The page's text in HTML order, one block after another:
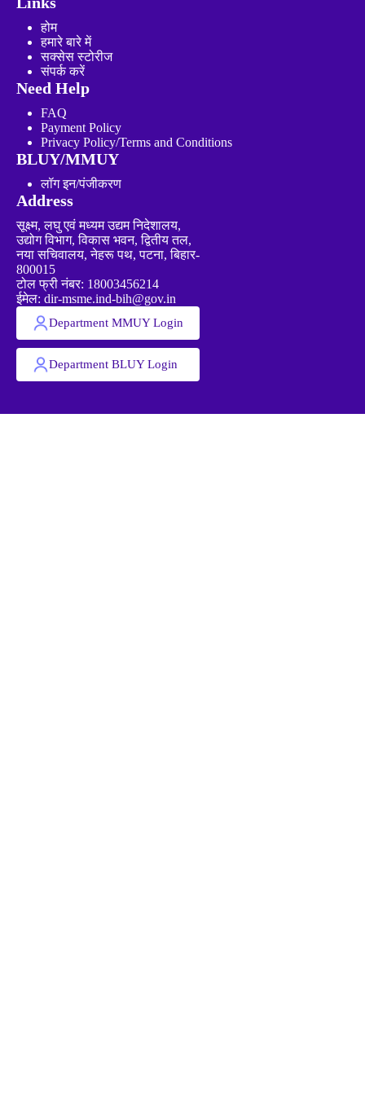
होम
हमारे बारे में
सक्सेस स्टोरीज
संपर्क करें
Need Help
FAQ
Payment Policy
Privacy Policy/Terms and Conditions
BLUY/MMUY
लॉग इन/पंजीकरण
Address
सूक्ष्म, लघु एवं मध्यम उद्यम निदेशालय,
उद्योग विभाग, विकास भवन, द्वितीय तल,
नया सचिवालय, नेहरू पथ, पटना, बिहार-
800015
टोल फ्री नंबर: 18003456214
ईमेल: dir-msme.ind-bih@gov.in
Department MMUY Login
Department BLUY Login